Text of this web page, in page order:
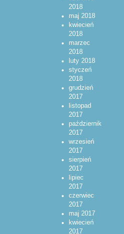
2018
maj 2018
kwiecień
2018
marzec
2018
luty 2018
styczeń
2018
grudzień
2017
listopad
2017
październik
2017
wrzesień
2017
sierpień
2017
lipiec
2017
czerwiec
2017
maj 2017
kwiecień
2017